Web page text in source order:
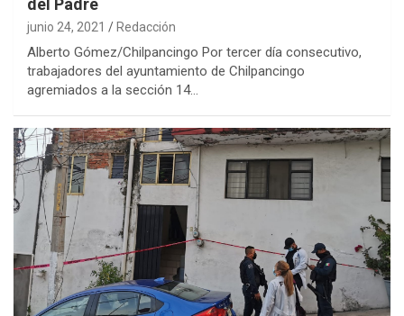
del Padre
junio 24, 2021 Redacción
Alberto Gómez/Chilpancingo Por tercer día consecutivo,
trabajadores del ayuntamiento de Chilpancingo
agremiados a la sección 14…